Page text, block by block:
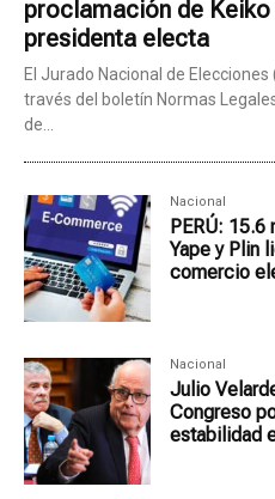
proclamación de
presidenta electa
El Jurado Nacional de
través del boletín Normas
de...
Nacional
PERÚ: 15.6
Yape y Plin
comercio
Nacional
Julio
Congreso
estabilidad